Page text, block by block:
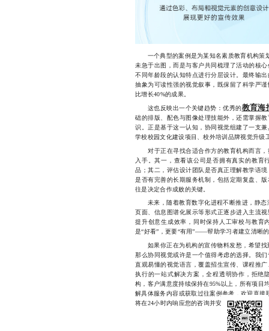
一个典型的案例是为某知名素质教育机构策
未急于出图，而是与客户共同梳理了活动的核
不同年龄段的认知特点进行分层设计。最终输
抽象为可读性强的视觉叙事，既保留了科学严
比增长40%的成果。
这也反映出一个关键趋势：优秀的教育海
础的排版、配色与图像处理技能外，还需掌握
识。正是基于这一认知，协同视觉组建了一支
学校校园文化建设项目、校外培训品牌视觉升级
对于正在寻找合适合作方的教育机构而言，
入手。其一，查看该公司是否拥有真实的教育
品；其二，评估设计团队是否真正理解教学语
是否有完善的长期服务机制，包括定期复盘、
往是决定合作成败的关键。
未来，随着教育数字化进程不断推进，静态
页面、信息图谱化展示等形式正逐步进入主流
提升创意生成效率，同时保持人工审校与教育
是“好看”，更要“有用”——帮助学习者建立清晰
如果你正在为机构的宣传物料发愁，希望找
那么协同视觉或许是一个值得考虑的选择。我
直观易懂的视觉语言，覆盖招生宣传、课程推
执行的一站式解决方案，全程透明协作，拒绝
构，客户满意度持续保持在95%以上，所有项目
解具体服务内容或获取过往案例参考，欢迎直接
将在24小时内响应您的咨询并安排对接。